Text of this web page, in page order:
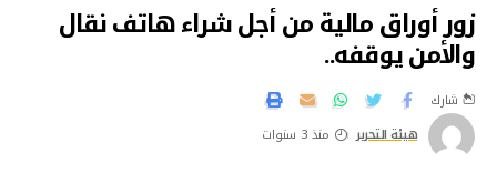
زور أوراق مالية من أجل شراء هاتف نقال
والأمن يوقفه..
هيئة التحرير منذ 3 سنوات
شارك